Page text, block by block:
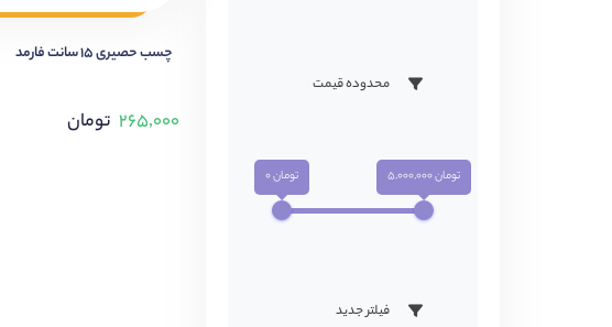
محدوده قیمت
تومان 0 تومان 5,000,000
فیلتر جدید
چسب حصیری ۱۵ سانت فارمد
۲۶۵,۰۰۰ تومان